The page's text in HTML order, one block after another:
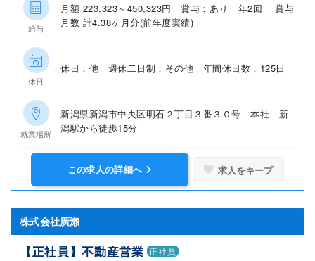
給与
月額 223,323～450,323円 賞与：あり 年2回 賞与
月数 計4.38ヶ月分(前年度実績)
休日
休日：他 週休二日制：その他 年間休日数：125日
就業場所
新潟県新潟市中央区明石２丁目３番３０号 本社 新
潟駅から徒歩15分
この求人の詳細へ 求人をキープ
株式会社廣瀨
【正社員】不動産営業 正社員